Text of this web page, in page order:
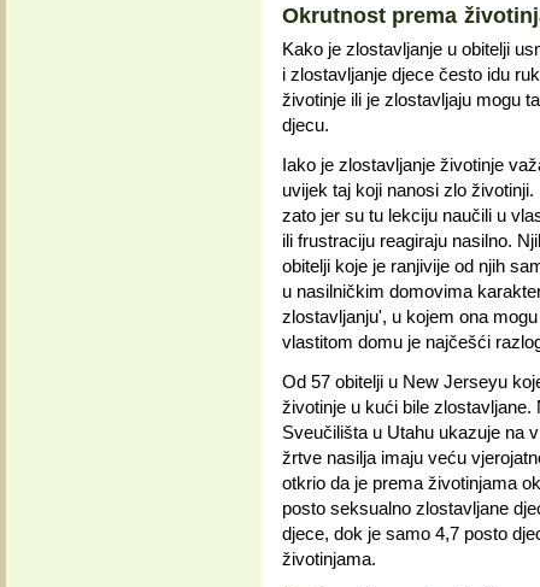
Okrutnost prema
Kako je zlostavljanje u obitelji
i zlostavljanje djece često idu
životinje ili je zlostavljaju mogu
djecu.
Iako je zlostavljanje životinje
uvijek taj koji nanosi zlo
zato jer su tu lekciju naučili u
ili frustraciju reagiraju nasilno.
obitelji koje je ranjivije od njih
u nasilničkim domovima
zlostavljanju', u kojem ona
vlastitom domu je najčešći
Od 57 obitelji u New Jerseyu
životinje u kući bile zlostavljane.
Sveučilišta u Utahu ukazuje na
žrtve nasilja imaju veću
otkrio da je prema životinjama
posto seksualno zlostavljane
djece, dok je samo 4,7 posto
životinjama.